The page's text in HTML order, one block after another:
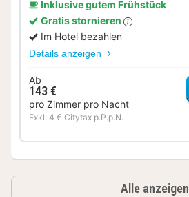
Inklusive gutem Frühstück
Gratis stornieren
Im Hotel bezahlen
Details anzeigen
Ab
143 €
pro Zimmer pro Nacht
Exkl. 4 € Citytax p.P.p.N.
Alle anzeigen